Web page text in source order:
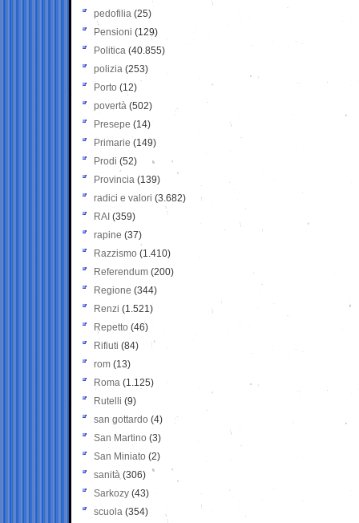
pedofilia (25)
Pensioni (129)
Politica (40.855)
polizia (253)
Porto (12)
povertà (502)
Presepe (14)
Primarie (149)
Prodi (52)
Provincia (139)
radici e valori (3.682)
RAI (359)
rapine (37)
Razzismo (1.410)
Referendum (200)
Regione (344)
Renzi (1.521)
Repetto (46)
Rifiuti (84)
rom (13)
Roma (1.125)
Rutelli (9)
san gottardo (4)
San Martino (3)
San Miniato (2)
sanità (306)
Sarkozy (43)
scuola (354)